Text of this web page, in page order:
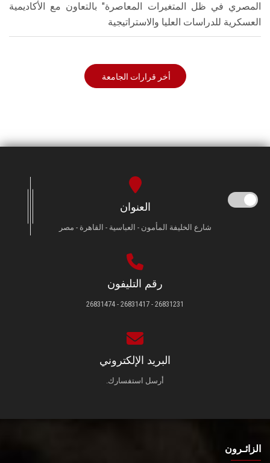
المصري في ظل المتغيرات المعاصرة" بالتعاون مع الأكاديمية
العسكرية للدراسات العليا والاستراتيجية
أخر قرارات الجامعة
العنوان
شارع الخليفة المأمون - العباسية - القاهرة - مصر
رقم التليفون
26831231 - 26831417 - 26831474
البريد الإلكتروني
أرسل استفسارك.
الزائـرون